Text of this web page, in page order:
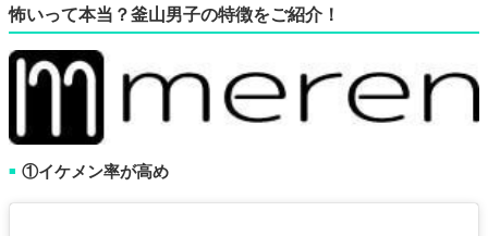
怖いって本当？釜山男子の特徴をご紹介！
■ ①イケメン率が高め